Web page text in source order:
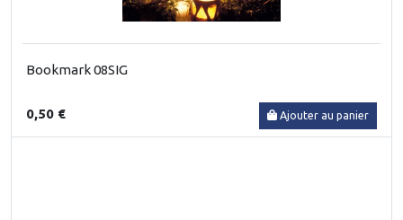
Bookmark 08SIG
0,50 € Ajouter au panier